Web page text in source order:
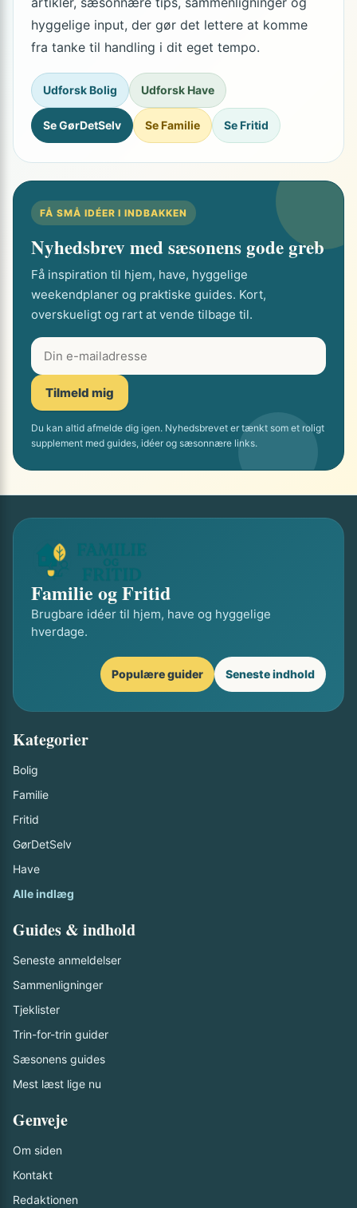
hyggelige input, der gør det lettere at komme
fra tanke til handling i dit eget tempo.
Udforsk Bolig Udforsk Have
Se GørDetSelv Se Familie Se Fritid
FÅ SMÅ IDÉER I INDBAKKEN
Nyhedsbrev med sæsonens gode greb
Få inspiration til hjem, have, hyggelige
weekendplaner og praktiske guides. Kort,
overskueligt og rart at vende tilbage til.
Tilmeld mig
Du kan altid afmelde dig igen. Nyhedsbrevet er tænkt som et roligt
supplement med guides, idéer og sæsonnære links.
Familie og Fritid
Brugbare idéer til hjem, have og hyggelige
hverdage.
Populære guider Seneste indhold
Kategorier
Bolig
Familie
Fritid
GørDetSelv
Have
Alle indlæg
Guides & indhold
Seneste anmeldelser
Sammenligninger
Tjeklister
Trin-for-trin guider
Sæsonens guides
Mest læst lige nu
Genveje
Om siden
Kontakt
Redaktionen